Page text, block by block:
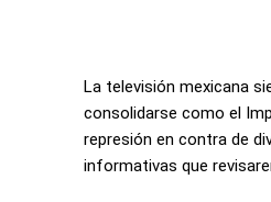
La televisión mexicana
consolidarse como el
represión en contra de
informativas que